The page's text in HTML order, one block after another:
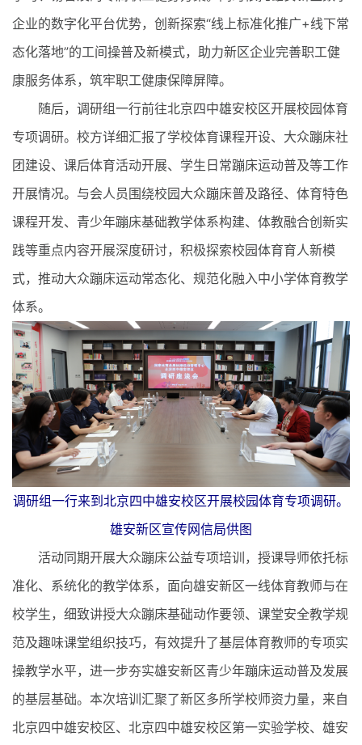
企业的数字化平台优势，创新探索“线上标准化推广+线下常
态化落地”的工间操普及新模式，助力新区企业完善职工健
康服务体系，筑牢职工健康保障屏障。
随后，调研组一行前往北京四中雄安校区开展校园体育
专项调研。校方详细汇报了学校体育课程开设、大众蹦床社
团建设、课后体育活动开展、学生日常蹦床运动普及等工作
开展情况。与会人员围绕校园大众蹦床普及路径、体育特色
课程开发、青少年蹦床基础教学体系构建、体教融合创新实
践等重点内容开展深度研讨，积极探索校园体育育人新模
式，推动大众蹦床运动常态化、规范化融入中小学体育教学
体系。
调研组一行来到北京四中雄安校区开展校园体育专项调研。
雄安新区宣传网信局供图
活动同期开展大众蹦床公益专项培训，授课导师依托标
准化、系统化的教学体系，面向雄安新区一线体育教师与在
校学生，细致讲授大众蹦床基础动作要领、课堂安全教学规
范及趣味课堂组织技巧，有效提升了基层体育教师的专项实
操教学水平，进一步夯实雄安新区青少年蹦床运动普及发展
的基层基础。本次培训汇聚了新区多所学校师资力量，来自
北京四中雄安校区、北京四中雄安校区第一实验学校、雄安